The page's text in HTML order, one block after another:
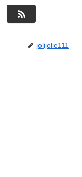
jolijolie111